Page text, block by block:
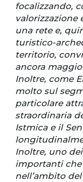
focalizzando,
valorizzazione
una rete e,
turistico-
territorio,
ancora
Inoltre, come
molto sul
particolare
straordinaria
Istmica e il
Inoltre, uno
importanti
nell’ambito